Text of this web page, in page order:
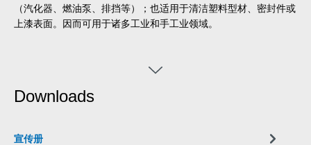
（汽化器、燃油泵、排挡等）；也适用于清洁塑料型材、密封件或
上漆表面。因而可用于诸多工业和手工业领域。
Downloads
宣传册